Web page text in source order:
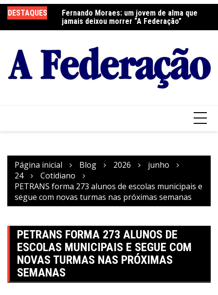
para
o
DESTAQUES
Fernando Moraes: um jovem de alma que
jamais deixou morrer “A Federação”
Curso Oração e Vida na Paróquia São José
Página inicial Blog 2026
junho
24
Cotidiano
PETRANS forma 273 alunos de escolas municipais e
segue com novas turmas nas próximas semanas
PETRANS FORMA 273 ALUNOS DE
ESCOLAS MUNICIPAIS E SEGUE COM
NOVAS TURMAS NAS PRÓXIMAS
SEMANAS